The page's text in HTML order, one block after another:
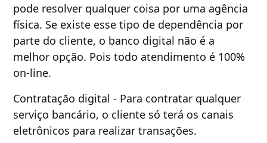
pode resolver qualquer coisa por uma agência
física. Se existe esse tipo de dependência por
parte do cliente, o banco digital não é a
melhor opção. Pois todo atendimento é 100%
on-line.
Contratação digital - Para contratar qualquer
serviço bancário, o cliente só terá os canais
eletrônicos para realizar transações.